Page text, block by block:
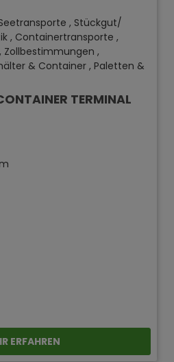
, Stückgut/
, Containertransporte ,
Zollbestimmungen ,
& Container , Paletten &
TERMINAL
ERFAHREN